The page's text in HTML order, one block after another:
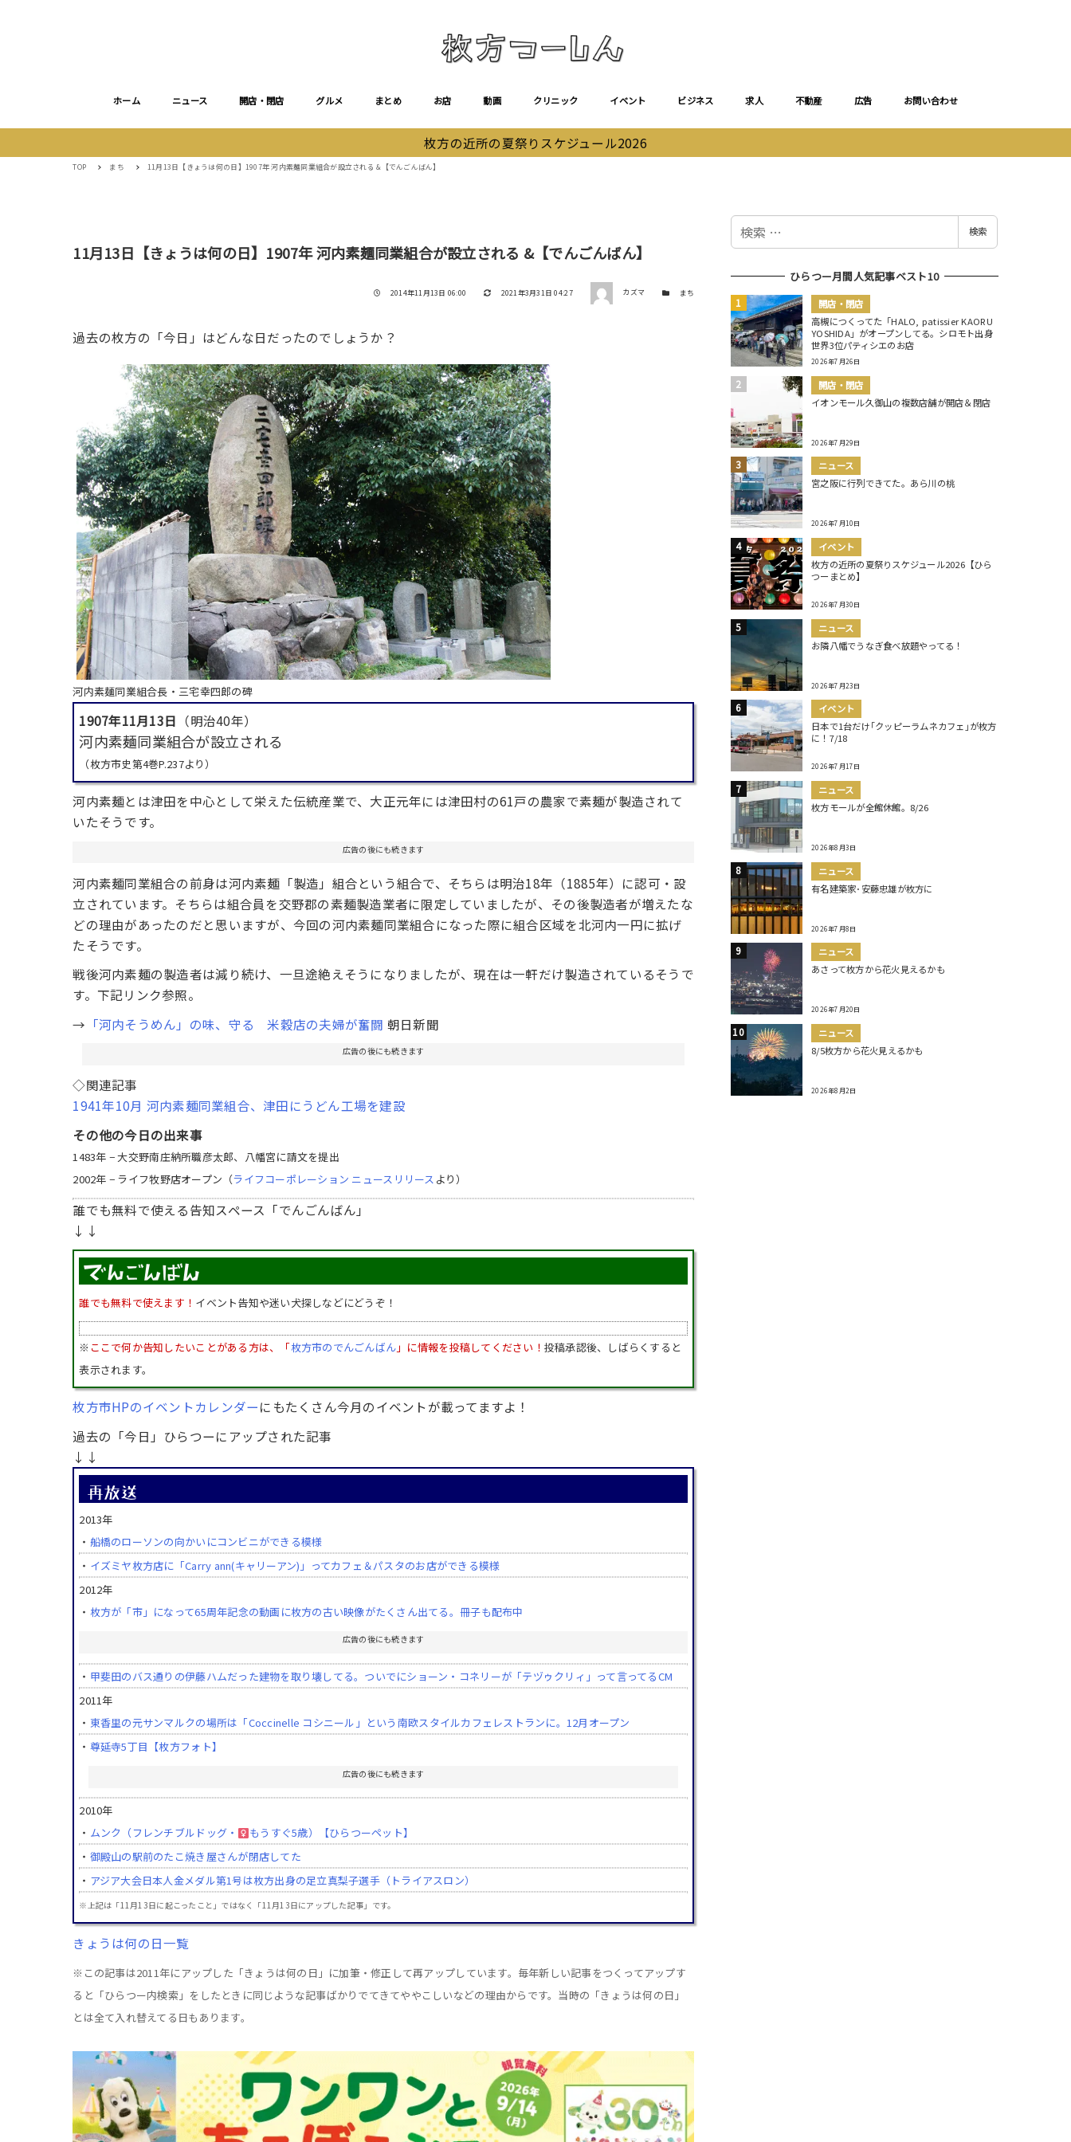
ホーム ニュース 開店・閉店 グルメ まとめ お店 動画 クリニック イベント ビジネス 求人 不動産 広告 お問い合わせ
枚方の近所の夏祭りスケジュール2026
TOP まち 11月13日【きょうは何の日】1907年 河内素麺同業組合が設立される &【でんごんばん】
11月13日【きょうは何の日】1907年 河内素麺同業組合が設立される &【でんごんばん】
投稿日
2014年11月13日 06:00 更新日
2021年3月31日 04:27 著者 カズマ カテゴリー
まち
過去の枚方の「今日」はどんな日だったのでしょうか？
河内素麺同業組合長・三宅幸四郎の碑
1907年11月13日 （明治40年）
河内素麺同業組合が設立される
（枚方市史第4巻P.237より）
河内素麺とは津田を中心として栄えた伝統産業で、大正元年には津田村の61戸の農家で素麺が製造されて
いたそうです。
広告の後にも続きます
河内素麺同業組合の前身は河内素麺「製造」組合という組合で、そちらは明治18年（1885年）に認可・設
立されています。そちらは組合員を交野郡の素麺製造業者に限定していましたが、その後製造者が増えたな
どの理由があったのだと思いますが、今回の河内素麺同業組合になった際に組合区域を北河内一円に拡げ
たそうです。
戦後河内素麺の製造者は減り続け、一旦途絶えそうになりましたが、現在は一軒だけ製造されているそうで
す。下記リンク参照。
→ 「河内そうめん」の味、守る 米穀店の夫婦が奮闘 朝日新聞
広告の後にも続きます
◇関連記事
1941年10月 河内素麺同業組合、津田にうどん工場を建設
その他の今日の出来事
1483年 − 大交野南庄納所職彦太郎、八幡宮に請文を提出
2002年 − ライフ牧野店オープン（ライフコーポレーション ニュースリリース より）
誰でも無料で使える告知スペース「でんごんばん」
↓↓
誰でも無料で使えます！ イベント告知や迷い犬探しなどにどうぞ！
※ ここで何か告知したいことがある方は、「枚方市のでんごんばん 」に情報を投稿してください！ 投稿承認後、しばらくすると
表示されます。
枚方市HPのイベントカレンダーにもたくさん今月のイベントが載ってますよ！
過去の「今日」ひらつーにアップされた記事
↓↓
2013年
・ 船橋のローソンの向かいにコンビニができる模様
・ イズミヤ枚方店に「Carry ann(キャリーアン)」ってカフェ＆パスタのお店ができる模様
2012年
・ 枚方が「市」になって65周年記念の動画に枚方の古い映像がたくさん出てる。冊子も配布中
広告の後にも続きます
・ 甲斐田のバス通りの伊藤ハムだった建物を取り壊してる。ついでにショーン・コネリーが「テヅゥクリィ」って言ってるCM
2011年
・ 東香里の元サンマルクの場所は「Coccinelle コシニール」という南欧スタイルカフェレストランに。12月オープン
・ 尊延寺5丁目【枚方フォト】
広告の後にも続きます
2010年
・ ムンク（フレンチブルドッグ・
もうすぐ5歳）【ひらつーペット】
・ 御殿山の駅前のたこ焼き屋さんが閉店してた
・ アジア大会日本人金メダル第1号は枚方出身の足立真梨子選手（トライアスロン）
※上記は「11月13日に起こったこと」ではなく「11月13日にアップした記事」です。
きょうは何の日一覧
※この記事は2011年にアップした「きょうは何の日」に加筆・修正して再アップしています。毎年新しい記事をつくってアップす
ると「ひらつー内検索」をしたときに同じような記事ばかりでてきてややこしいなどの理由からです。当時の「きょうは何の日」
とは全て入れ替えてる日もあります。
検
検索
ひらつー月間人気記事ベスト10
開店・閉店
高槻につくってた「HALO, patissier KAORU
YOSHIDA」がオープンしてる。シロモト出身
世界3位パティシエのお店
2026年7月26日
開店・閉店
イオンモール久御山の複数店舗が開店＆閉店
2026年7月29日
ニュース
宮之阪に行列できてた。あら川の桃
2026年7月10日
イベント
枚方の近所の夏祭りスケジュール2026【ひら
つーまとめ】
2026年7月30日
ニュース
お隣八幡でうなぎ食べ放題やってる！
2026年7月23日
イベント
日本で1台だけ｢クッピーラムネカフェ｣が枚方
に！7/18
2026年7月17日
ニュース
枚方モールが全館休館。8/26
2026年8月3日
ニュース
有名建築家･安藤忠雄が枚方に
2026年7月8日
ニュース
あさって枚方から花火見えるかも
2026年7月20日
ニュース
8/5枚方から花火見えるかも
2026年8月2日